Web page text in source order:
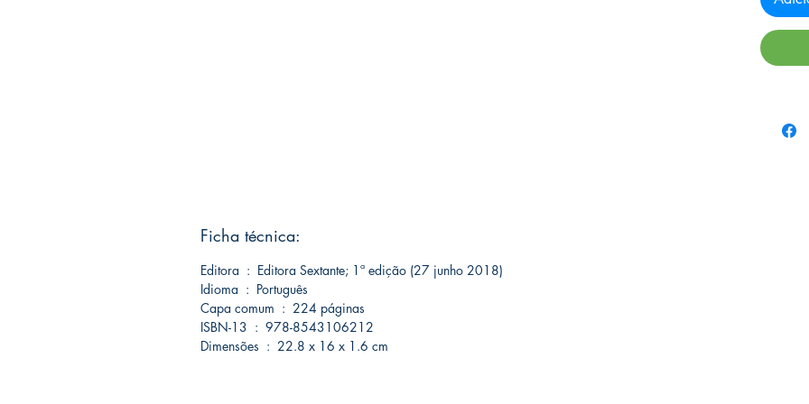
Ficha técnica:
Editora ‏ : ‎ Editora Sextante; 1ª edição (27 junho 2018)
Idioma ‏ : ‎ Português
Capa comum ‏ : ‎ 224 páginas
ISBN-13 ‏ : ‎ 978-8543106212
Dimensões ‏ : ‎ 22.8 x 16 x 1.6 cm